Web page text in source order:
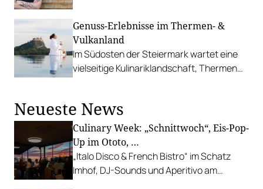
Genuss-Erlebnisse im Thermen- &
Vulkanland
Im Südosten der Steiermark wartet eine
vielseitige Kulinariklandschaft, Thermen
Neueste News
Culinary Week: „Schnittwoch“, Eis-Pop-
Up im Ototo, …
„Italo Disco & French Bistro“ im Schatz
Imhof, DJ-Sounds und Aperitivo am